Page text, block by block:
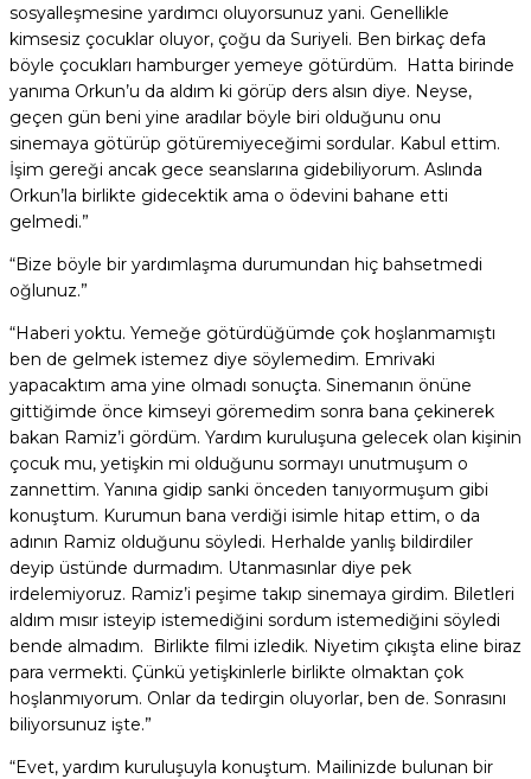
sosyalleşmesine yardımcı oluyorsunuz yani. Genellikle
kimsesiz çocuklar oluyor, çoğu da Suriyeli. Ben birkaç defa
böyle çocukları hamburger yemeye götürdüm. Hatta birinde
yanıma Orkun’u da aldım ki görüp ders alsın diye. Neyse,
geçen gün beni yine aradılar böyle biri olduğunu onu
sinemaya götürüp götüremiyeceğimi sordular. Kabul ettim.
İşim gereği ancak gece seanslarına gidebiliyorum. Aslında
Orkun’la birlikte gidecektik ama o ödevini bahane etti
gelmedi.”
“Bize böyle bir yardımlaşma durumundan hiç bahsetmedi
oğlunuz.”
“Haberi yoktu. Yemeğe götürdüğümde çok hoşlanmamıştı
ben de gelmek istemez diye söylemedim. Emrivaki
yapacaktım ama yine olmadı sonuçta. Sinemanın önüne
gittiğimde önce kimseyi göremedim sonra bana çekinerek
bakan Ramiz’i gördüm. Yardım kuruluşuna gelecek olan kişinin
çocuk mu, yetişkin mi olduğunu sormayı unutmuşum o
zannettim. Yanına gidip sanki önceden tanıyormuşum gibi
konuştum. Kurumun bana verdiği isimle hitap ettim, o da
adının Ramiz olduğunu söyledi. Herhalde yanlış bildirdiler
deyip üstünde durmadım. Utanmasınlar diye pek
irdelemiyoruz. Ramiz’i peşime takıp sinemaya girdim. Biletleri
aldım mısır isteyip istemediğini sordum istemediğini söyledi
bende almadım. Birlikte filmi izledik. Niyetim çıkışta eline biraz
para vermekti. Çünkü yetişkinlerle birlikte olmaktan çok
hoşlanmıyorum. Onlar da tedirgin oluyorlar, ben de. Sonrasını
biliyorsunuz işte.”
“Evet, yardım kuruluşuyla konuştum. Mailinizde bulunan bir